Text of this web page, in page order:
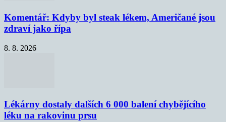
Komentář: Kdyby byl steak lékem, Američané jsou
zdraví jako řípa
8. 8. 2026
Lékárny dostaly dalších 6 000 balení chybějícího
léku na rakovinu prsu